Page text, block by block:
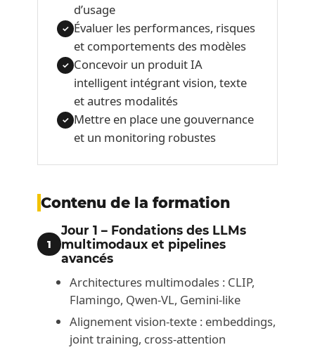
d’usage
✓ Évaluer les performances, risques
et comportements des modèles
✓ Concevoir un produit IA
intelligent intégrant vision, texte
et autres modalités
✓ Mettre en place une gouvernance
et un monitoring robustes
Contenu de la formation
1
Jour 1 – Fondations des LLMs
multimodaux et pipelines
avancés
Architectures multimodales : CLIP,
Flamingo, Qwen-VL, Gemini-like
Alignement vision-texte : embeddings,
joint training, cross-attention